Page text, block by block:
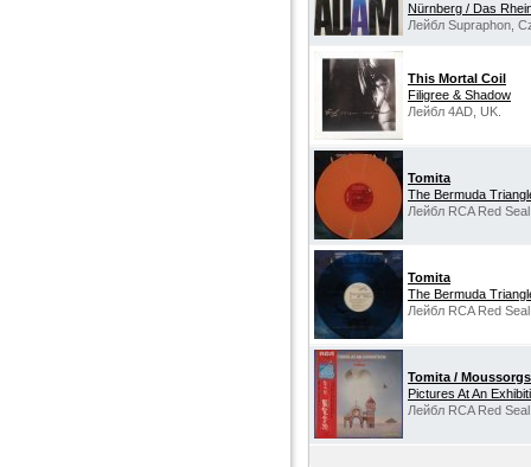
Nürnberg / Das
Лейбл Supraphon,
This Mortal Coil
Filigree & Shadow
Лейбл 4AD, UK.
Tomita
The Bermuda
Лейбл RCA Red
Tomita
The Bermuda
Лейбл RCA Red
Tomita /
Pictures At An
Лейбл RCA Red